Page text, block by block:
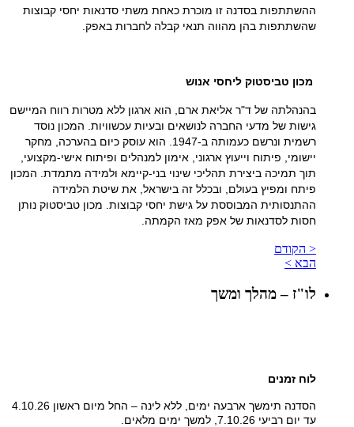
ההשתתפות בסדנה זו מוכרת כאחת משתי סדנאות יחסי קבוצות
שהשתתפות בהן מהווה תנאי קבלה לחברות באפק.
מכון טביסטוק ליחסי אנוש
בהנהלתה של ד"ר אליאת ארם, הוא ארגון ללא מטרות רווח המיישם
גישות של מדעי החברה לנושאים ובעיות עכשוויות. המכון נוסד
רשמית ונרשם כעמותה ב-1947. הוא עוסק כיום בהערכה, מחקר
יישומי, פיתוח וייעוץ ארגוני, אימון למנהלים ופיתוח אישי-מקצועי,
תוך תמיכה ביצירת תהליכי שינוי בני-קיימא ולמידה מתמדת. המכון
פיתח ומפיץ בעולם, ובכלל זה בישראל, את שיטת הלמידה
ההתנסותית המבוססת על גישת יחסי קבוצות. מכון טביסטוק נותן
חסות לסדנאות של אפק מאז הקמתה.
< הקודם
הבא >
לו"ז – מהלך ומשך
לוח זמנים
הסדנה תימשך ארבעה ימים, ללא לינה – החל מיום ראשון 4.10.26
עד יום רביעי 7.10.26, למשך ימים מלאים.